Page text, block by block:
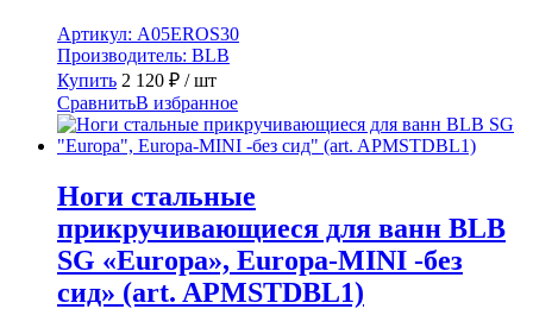
Артикул: A05EROS30
Производитель: BLB
Купить 2 120 ₽ / шт
СравнитьВ избранное
Ноги стальные
прикручивающиеся для ванн BLB
SG «Europa», Europa-MINI -без
сид» (art. APMSTDBL1)